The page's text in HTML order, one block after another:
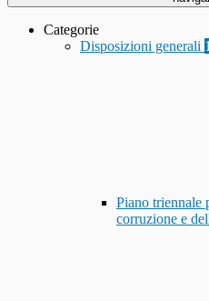
Categorie
Disposizioni generali
Piano triennale
corruzione e